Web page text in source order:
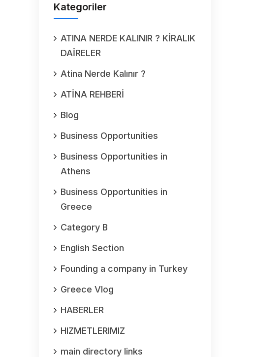
Kategoriler
ATINA NERDE KALINIR ? KİRALIK
DAİRELER
Atina Nerde Kalınır ?
ATİNA REHBERİ
Blog
Business Opportunities
Business Opportunities in
Athens
Business Opportunities in
Greece
Category B
English Section
Founding a company in Turkey
Greece Vlog
HABERLER
HIZMETLERIMIZ
main directory links